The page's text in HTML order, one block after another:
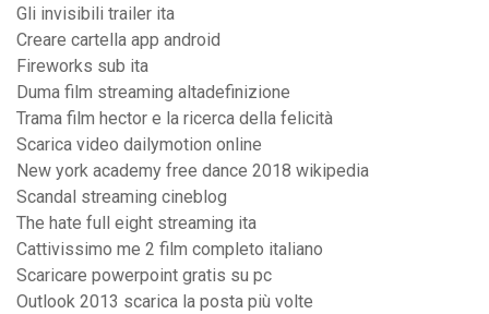
Gli invisibili trailer ita
Creare cartella app android
Fireworks sub ita
Duma film streaming altadefinizione
Trama film hector e la ricerca della felicità
Scarica video dailymotion online
New york academy free dance 2018 wikipedia
Scandal streaming cineblog
The hate full eight streaming ita
Cattivissimo me 2 film completo italiano
Scaricare powerpoint gratis su pc
Outlook 2013 scarica la posta più volte